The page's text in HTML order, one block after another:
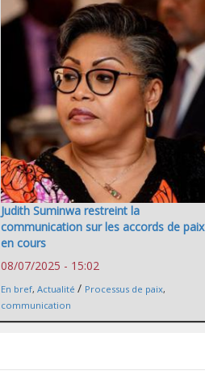
Judith Suminwa restreint la
communication sur les accords de paix
en cours
08/07/2025 - 15:02
En bref, Actualité / Processus de paix,
communication